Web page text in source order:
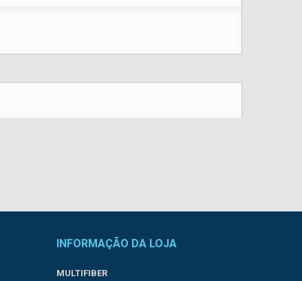
INFORMAÇÃO DA LOJA
MULTIFIBER